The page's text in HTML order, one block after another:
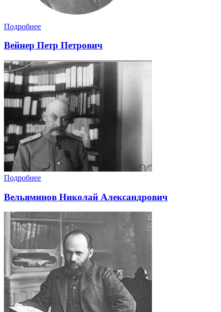
Подробнее
Вейнер Петр Петрович
Подробнее
Вельяминов Николай Александрович